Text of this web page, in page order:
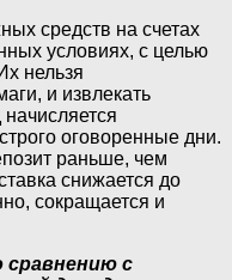
средств на счетах
условиях, с целью
нельзя
и извлекать
оговоренные дни.
раньше, чем
снижается до
сокращается и
сравнению с